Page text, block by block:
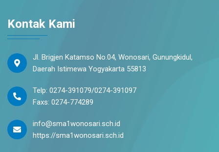
Kontak Kami
Jl. Brigjen Katamso No.04, Wonosari, Gunungkidul,
Daerah Istimewa Yogyakarta 55813
Telp: 0274-391079/0274-391097
Faxs: 0274-774289
info@sma1wonosari.sch.id
https://sma1wonosari.sch.id